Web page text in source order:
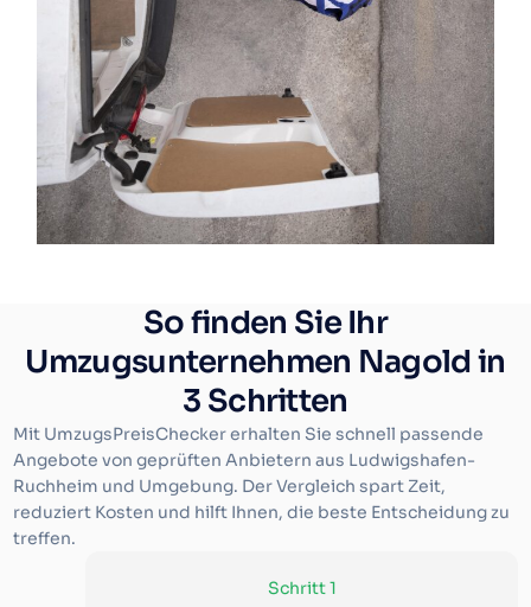
So finden Sie Ihr
Umzugsunternehmen Nagold in
3 Schritten
Mit UmzugsPreisChecker erhalten Sie schnell passende
Angebote von geprüften Anbietern aus Ludwigshafen-
Ruchheim und Umgebung. Der Vergleich spart Zeit,
reduziert Kosten und hilft Ihnen, die beste Entscheidung zu
treffen.
Schritt 1